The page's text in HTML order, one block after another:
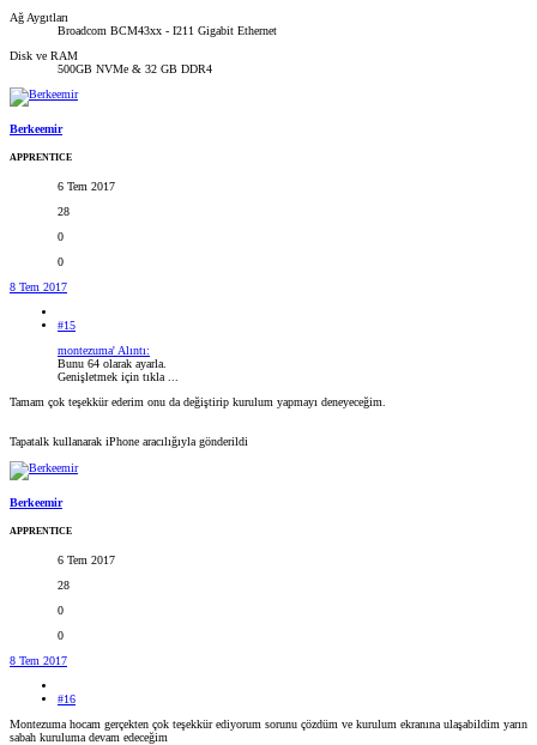
Ağ Aygıtları
Broadcom BCM43xx - I211 Gigabit Ethernet
Disk ve RAM
500GB NVMe & 32 GB DDR4
Berkeemir
APPRENTICE
6 Tem 2017
28
0
0
8 Tem 2017
#15
montezuma' Alıntı:
Bunu 64 olarak ayarla.
Genişletmek için tıkla ...
Tamam çok teşekkür ederim onu da değiştirip kurulum yapmayı deneyeceğim.
Tapatalk kullanarak iPhone aracılığıyla gönderildi
Berkeemir
APPRENTICE
6 Tem 2017
28
0
0
8 Tem 2017
#16
Montezuma hocam gerçekten çok teşekkür ediyorum sorunu çözdüm ve kurulum ekranına ulaşabildim yarın
sabah kuruluma devam edeceğim